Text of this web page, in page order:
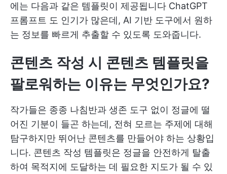
에는 다음과 같은 템플릿이 제공됩니다 ChatGPT
프롬프트 도 인기가 많은데, AI 기반 도구에서 원하
는 정보를 빠르게 추출할 수 있도록 도와줍니다.
콘텐츠 작성 시 콘텐츠 템플릿을
팔로워하는 이유는 무엇인가요?
작가들은 종종 나침반과 생존 도구 없이 정글에 떨
어진 기분이 들곤 하는데, 전혀 모르는 주제에 대해
탐구하지만 뛰어난 콘텐츠를 만들어야 하는 상황입
니다. 콘텐츠 작성 템플릿은 정글을 안전하게 탈출
하여 목적지에 도달하는 데 필요한 지도가 될 수 있